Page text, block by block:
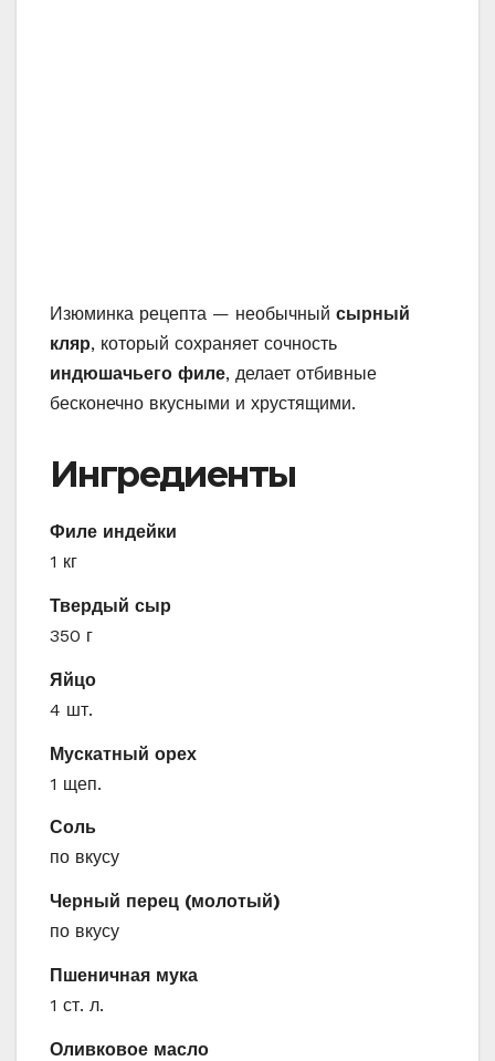
Изюминка рецепта — необычный сырный
кляр, который сохраняет сочность
индюшачьего филе, делает отбивные
бесконечно вкусными и хрустящими.
Ингредиенты
Филе индейки
1 кг
Твердый сыр
350 г
Яйцо
4 шт.
Мускатный орех
1 щеп.
Соль
по вкусу
Черный перец (молотый)
по вкусу
Пшеничная мука
1 ст. л.
Оливковое масло